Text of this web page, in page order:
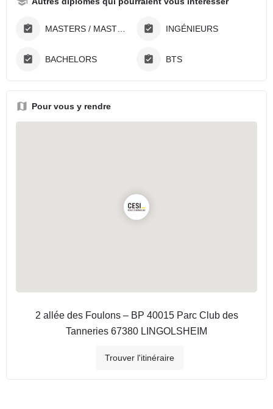
INGÉNIEURS
BACHELORS BTS
Pour vous y rendre
2 allée des Foulons – BP 40015 Parc Club des
Tanneries 67380 LINGOLSHEIM
Trouver l'itinéraire